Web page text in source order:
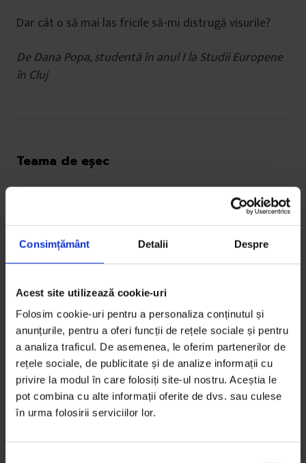
Consimțământ Detalii Despre
Acest site utilizează cookie-uri
Folosim cookie-uri pentru a personaliza conținutul și
anunțurile, pentru a oferi funcții de rețele sociale și pentru
a analiza traficul. De asemenea, le oferim partenerilor de
rețele sociale, de publicitate și de analize informații cu
privire la modul în care folosiți site-ul nostru. Aceștia le
pot combina cu alte informații oferite de dvs. sau culese
în urma folosirii serviciilor lor.
Dar cât o să mai las fricile să-mi distrugă visurile?
De Dana Popa, studentă în anul I la Studii Europene
în Cluj
Teama de eșec
Am foarte puține amintiri din timpul orelor din clasa
a IX-a, dar replica asta mi-a definit o mare parte din
ultimii zece ani. Când profesoara de română a
întrebat dacă avem vreun olimpic național în clasă,
am ridicat mâna cu mândrie. Dar eșecul a fost
căaialuase 9,10 în testul inițial. O rușine, m-am gândit
eu – care m-a năpădit prin tonul vocii profesoarei,
prin aplecarea ochilor mei, prin privirile colegilor mei
pe care, în acel moment, le-am simțit arzându-mă.